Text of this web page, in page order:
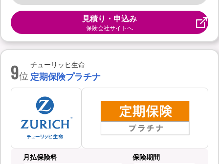
見積り・申込み
保険会社サイトへ
9位
チューリッヒ生命
定期保険プラチナ
月払保険料 保険期間